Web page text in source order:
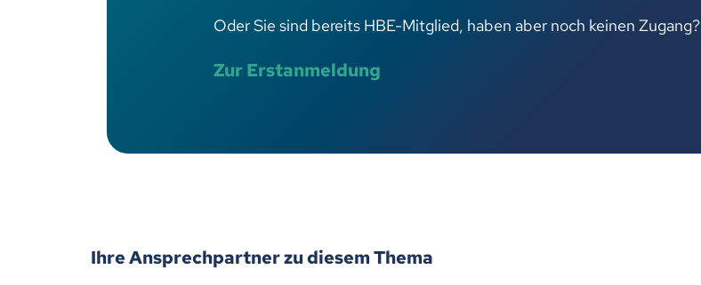
Oder Sie sind bereits HBE-Mitglied, haben aber noch keinen Zugang?
Zur Erstanmeldung
Ihre Ansprechpartner zu diesem Thema